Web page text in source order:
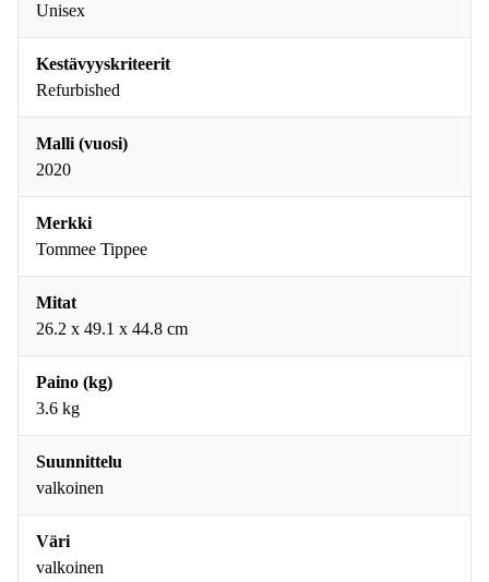
Unisex
Kestävyyskriteerit
Refurbished
Malli (vuosi)
2020
Merkki
Tommee Tippee
Mitat
26.2 x 49.1 x 44.8 cm
Paino (kg)
3.6 kg
Suunnittelu
valkoinen
Väri
valkoinen